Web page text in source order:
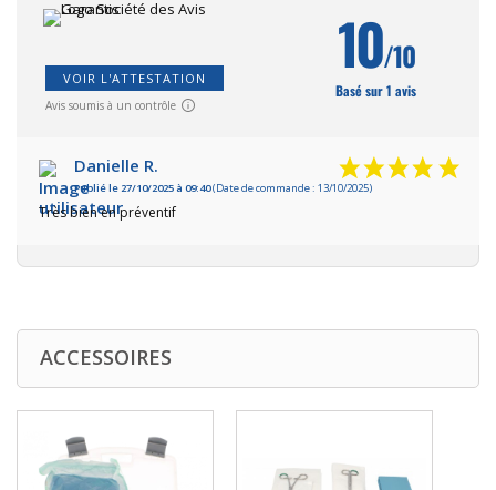
VOIR L'ATTESTATION
Avis soumis à un contrôle
10/10
Basé sur 1 avis
Danielle R.
Publié le 27/10/2025 à 09:40(Date de commande : 13/10/2025)
Très bien en préventif
ACCESSOIRES